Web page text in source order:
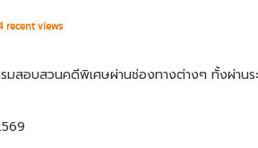
recent views
สอบสวนคดีพิเศษผ่านช่องทางต่างๆ ทั้งผ่านร